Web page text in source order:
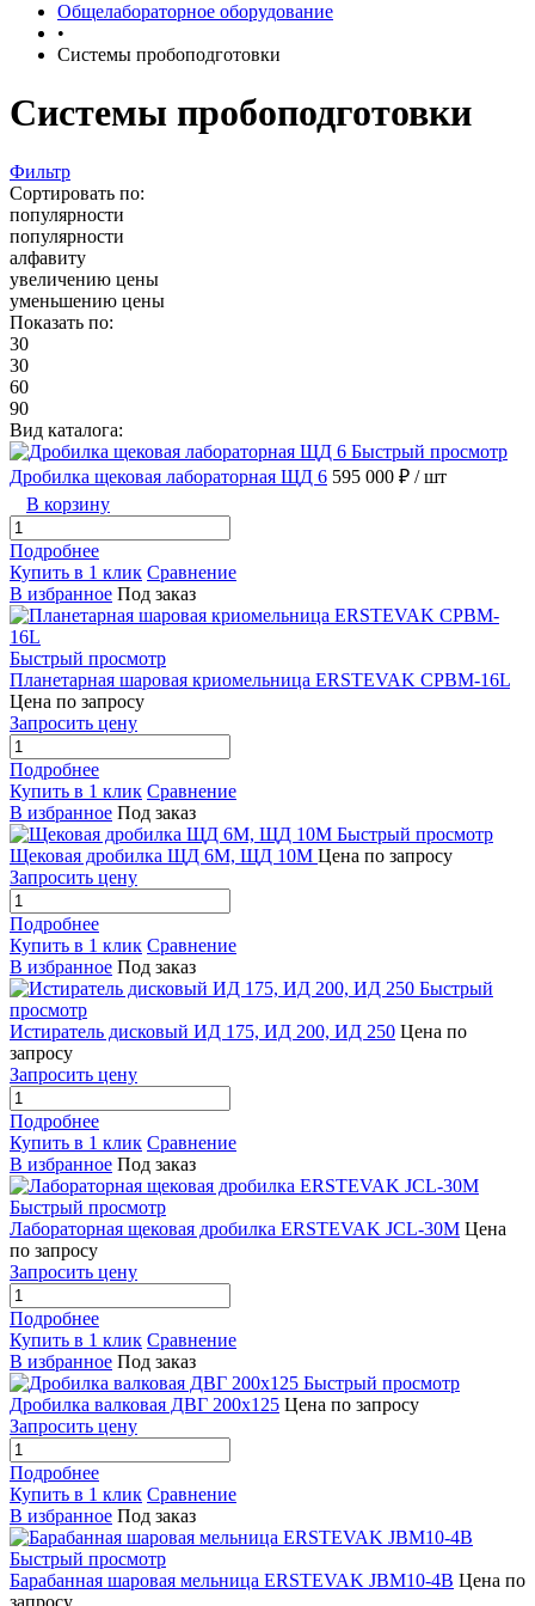
Общелабораторное оборудование
•
Системы пробоподготовки
Системы пробоподготовки
Фильтр
Сортировать по:
популярности
популярности
алфавиту
увеличению цены
уменьшению цены
Показать по:
30
30
60
90
Вид каталога:
Быстрый просмотр
Дробилка щековая лабораторная ЩД 6 595 000 ₽ / шт
В корзину
Подробнее
Купить в 1 клик Сравнение
В избранное Под заказ
Быстрый просмотр
Планетарная шаровая криомельница ERSTEVAK CPBM-16L
Цена по запросу
Запросить цену
Подробнее
Купить в 1 клик Сравнение
В избранное Под заказ
Быстрый просмотр
Щековая дробилка ЩД 6М, ЩД 10М Цена по запросу
Запросить цену
Подробнее
Купить в 1 клик Сравнение
В избранное Под заказ
Быстрый
просмотр
Истиратель дисковый ИД 175, ИД 200, ИД 250 Цена по
запросу
Запросить цену
Подробнее
Купить в 1 клик Сравнение
В избранное Под заказ
Быстрый просмотр
Лабораторная щековая дробилка ERSTEVAK JCL-30M Цена
по запросу
Запросить цену
Подробнее
Купить в 1 клик Сравнение
В избранное Под заказ
Быстрый просмотр
Дробилка валковая ДВГ 200х125 Цена по запросу
Запросить цену
Подробнее
Купить в 1 клик Сравнение
В избранное Под заказ
Быстрый просмотр
Барабанная шаровая мельница ERSTEVAK JBM10-4B Цена по
запросу